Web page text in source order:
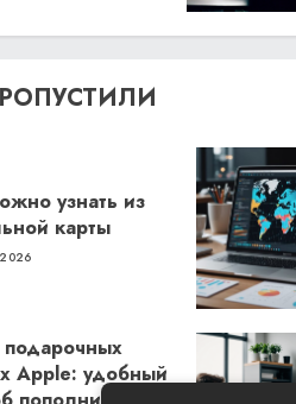
узнать из
карты
подарочных
Apple: удобный